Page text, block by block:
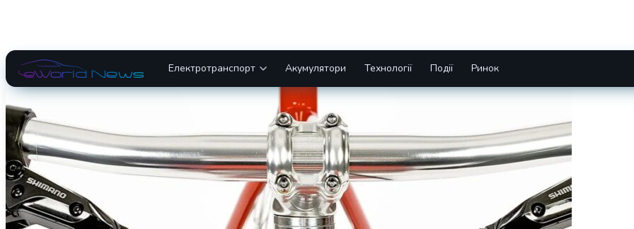
Електротранспорт Акумулятори Технології Події Ринок